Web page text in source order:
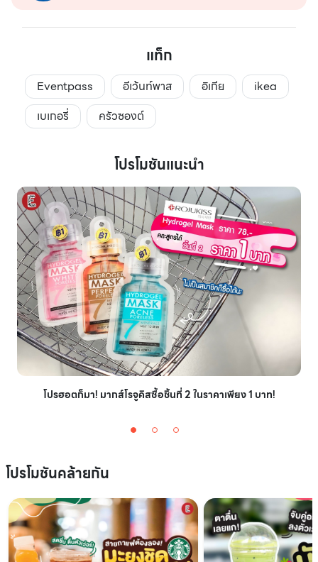
แท็ก
Eventpass อีเว้นท์พาส อิเกีย
ikea
เบเกอรี่
ครัวซองต์
โปรโมชันแนะนำ
โปรฮอตก็มา! มากส์โรจูคิสซื้อชิ้นที่ 2 ในราคาเพียง 1 บาท!
โปรโมชันคล้ายกัน